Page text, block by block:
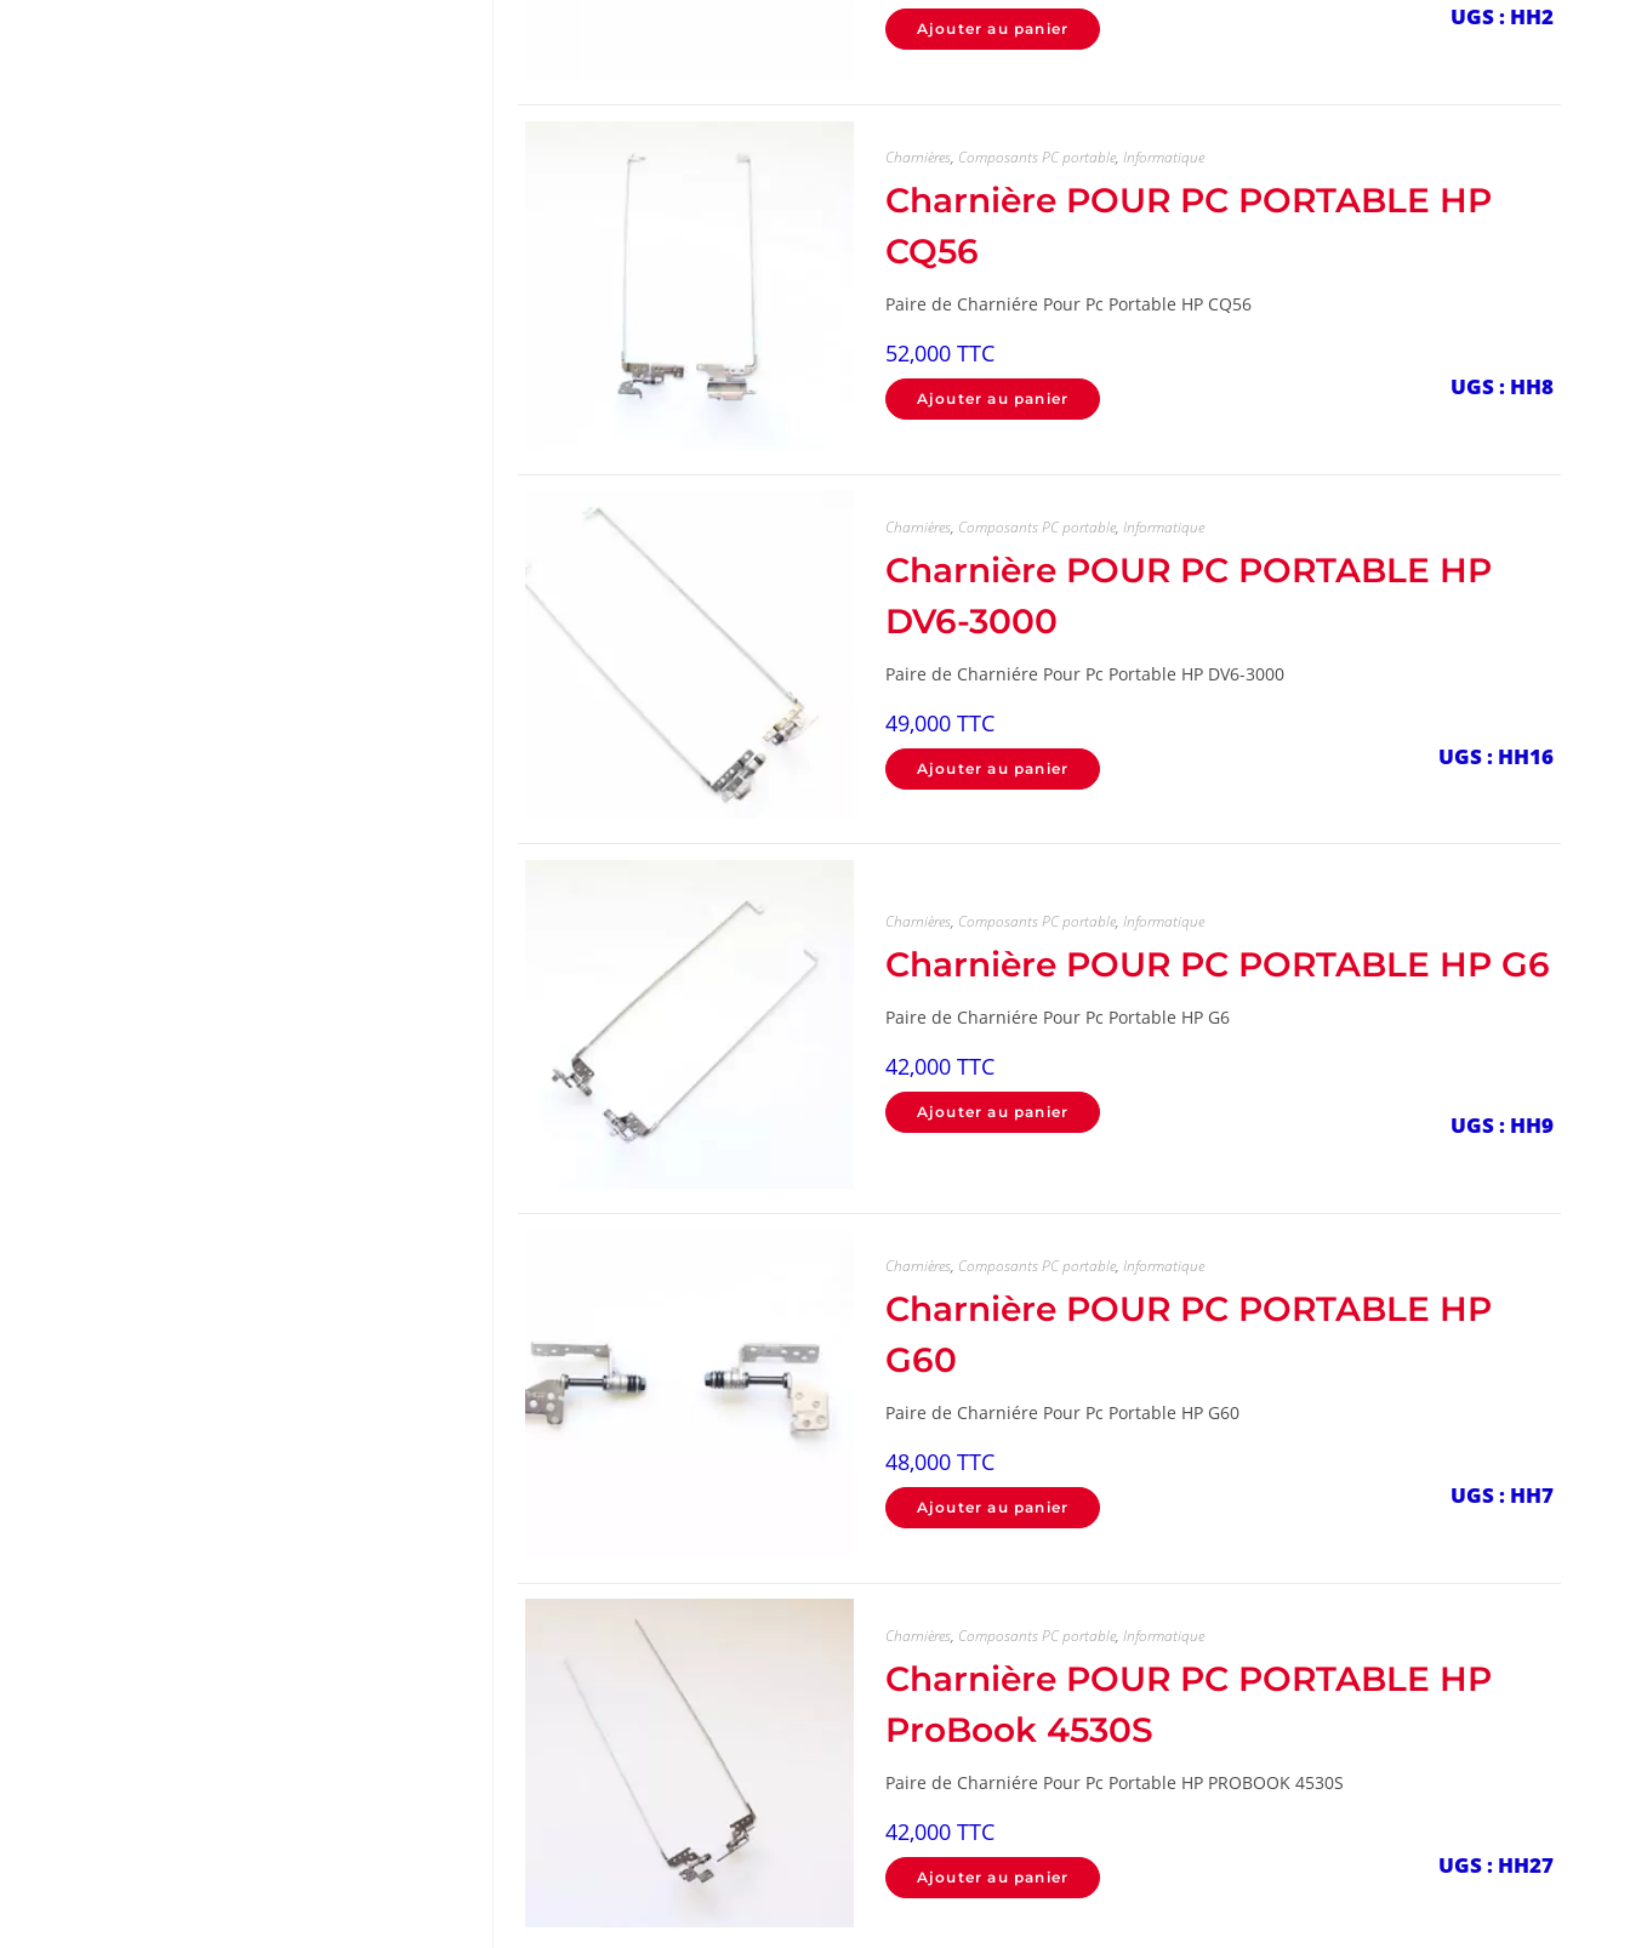
UGS : HH2
Ajouter au panier
UGS : HH8
Charnières, Composants PC portable, Informatique
Charnière POUR PC PORTABLE HP
CQ56
Paire de Charniére Pour Pc Portable HP CQ56
52,000 TTC
Ajouter au panier
UGS : HH16
Charnières, Composants PC portable, Informatique
Charnière POUR PC PORTABLE HP
DV6-3000
Paire de Charniére Pour Pc Portable HP DV6-3000
49,000 TTC
Ajouter au panier
UGS : HH9
Charnières, Composants PC portable, Informatique
Charnière POUR PC PORTABLE HP G6
Paire de Charniére Pour Pc Portable HP G6
42,000 TTC
Ajouter au panier
UGS : HH7
Charnières, Composants PC portable, Informatique
Charnière POUR PC PORTABLE HP
G60
Paire de Charniére Pour Pc Portable HP G60
48,000 TTC
Ajouter au panier
UGS : HH27
Charnières, Composants PC portable, Informatique
Charnière POUR PC PORTABLE HP
ProBook 4530S
Paire de Charniére Pour Pc Portable HP PROBOOK 4530S
42,000 TTC
Ajouter au panier